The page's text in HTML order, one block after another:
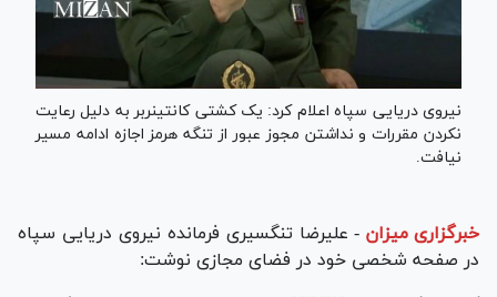
نیروی دریایی سپاه اعلام کرد: یک کشتی کانتینربر به دلیل رعایت
نکردن مقررات و نداشتن مجوز عبور از تنگه هرمز اجازه ادامه مسیر
نیافت.
خبرگزاری میزان - علیرضا تنگسیری فرمانده نیروی دریایی سپاه
در صفحه شخصی خود در فضای مجازی نوشت: